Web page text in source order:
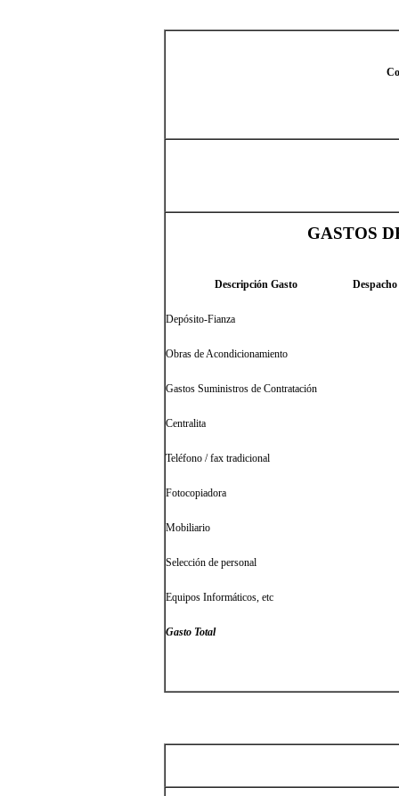
GASTOS
Descripción Gasto
Depósito-Fianza
Obras de Acondicionamiento
Gastos Suministros de Contratación
Centralita
Teléfono / fax tradicional
Fotocopiadora
Mobiliario
Selección de personal
Equipos Informáticos, etc
Gasto Total